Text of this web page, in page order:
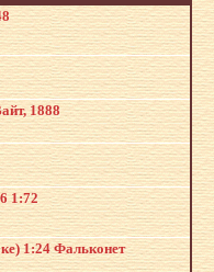
1888
1:72
1:24 Фальконет